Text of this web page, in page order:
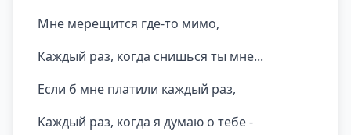
Мне мерещится где-то мимо,
Каждый раз, когда снишься ты мне...
Если б мне платили каждый раз,
Каждый раз, когда я думаю о тебе -